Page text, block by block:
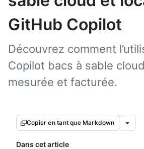
GitHub Copilot
Découvrez comment
Copilot bacs à sable
mesurée et facturée.
Copier en tant que Markdown
Dans cet article